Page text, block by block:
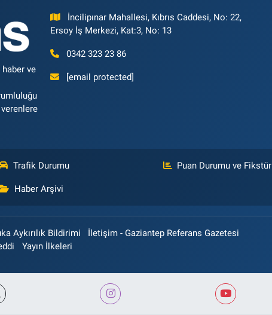
haber ve
İncilipınar Mahallesi, Kıbrıs Caddesi, No: 22,
Ersoy İş Merkezi, Kat:3, No: 13
0342 323 23 86
[email protected]
Trafik Durumu Puan Durumu ve Fikstür
Haber Arşivi
Aykırılık Bildirimi
İletişim - Gaziantep Referans Gazetesi
Yayın İlkeleri